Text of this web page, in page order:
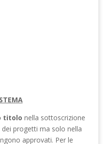
titolo nella sottoscrizione
progetti ma solo nella
approvati. Per le